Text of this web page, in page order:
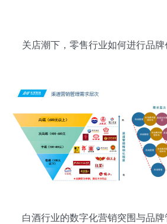
关店潮下，零售行业如何进行品牌
白酒行业的数字化营销突围与品牌